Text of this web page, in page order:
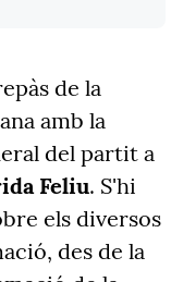
de la
amb la
del partit a
Feliu. S'hi
els diversos
des de la